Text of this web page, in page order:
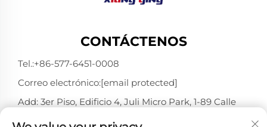
CONTÁCTENOS
Tel.:+86-577-6451-0008
Correo electrónico:[email protected]
Add: 3er Piso, Edificio 4, Juli Micro Park, 1-89 Calle